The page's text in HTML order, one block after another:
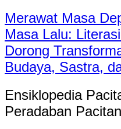
Merawat Masa
Masa Lalu:
Dorong
Budaya, Sastra,
Ensiklopedia
Peradaban